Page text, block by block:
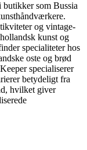
som Bussia
og vintage-
kunst og
specialiteter hos
oste og brød
specialiserer
betydeligt fra
hvilket giver